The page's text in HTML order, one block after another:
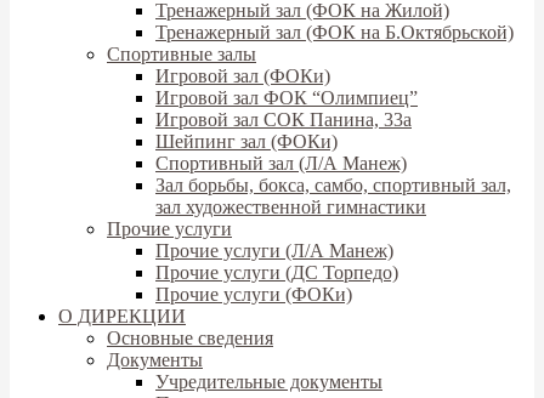
Тренажерный зал (ФОК на Жилой)
Тренажерный зал (ФОК на Б.Октябрьской)
Спортивные залы
Игровой зал (ФОКи)
Игровой зал ФОК “Олимпиец”
Игровой зал СОК Панина, 33а
Шейпинг зал (ФОКи)
Спортивный зал (Л/А Манеж)
Зал борьбы, бокса, самбо, спортивный зал,
зал художественной гимнастики
Прочие услуги
Прочие услуги (Л/А Манеж)
Прочие услуги (ДС Торпедо)
Прочие услуги (ФОКи)
О ДИРЕКЦИИ
Основные сведения
Документы
Учредительные документы